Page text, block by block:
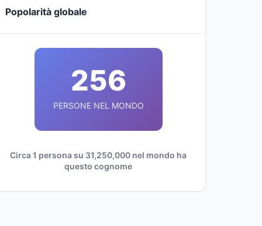
Popolarità globale
256
PERSONE NEL MONDO
Circa 1 persona su 31,250,000 nel mondo ha
questo cognome